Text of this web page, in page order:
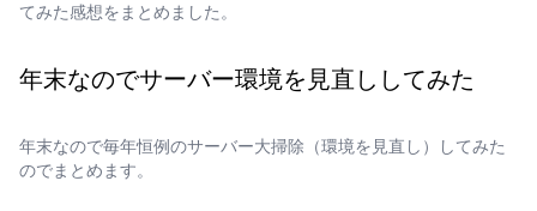
てみた感想をまとめました。
年末なのでサーバー環境を見直ししてみた
年末なので毎年恒例のサーバー大掃除（環境を見直し）してみた
のでまとめます。